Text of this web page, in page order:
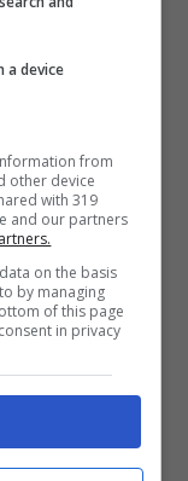
caldo
scolale e
in cima
e grana,
segui la ricetta
un buon
a device
from
other device
with 319
and our partners
on the basis
by managing
of this page
in privacy